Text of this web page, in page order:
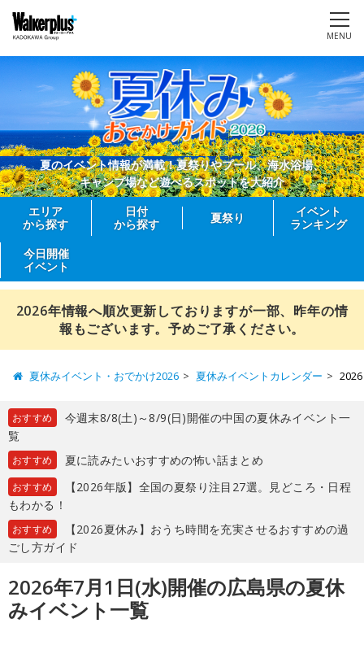
MENU
夏のイベント情報が満載！夏祭りやプール、海水浴場、
キャンプ場など遊べるスポットを大紹介
エリア
から探す
日付
から探す
夏祭り
イベント
ランキング
今日開催
イベント
2026年情報へ順次更新しておりますが一部、昨年の情
報もございます。予めご了承ください。
夏休みイベント・おでかけ2026 夏休みイベントカレンダー
おすすめ
今週末8/8(土)～8/9(日)開催の中国の夏休みイベント一
覧
おすすめ 夏に読みたいおすすめの怖い話まとめ
おすすめ
【2026年版】全国の夏祭り注目27選。見どころ・日程
もわかる！
おすすめ
【2026夏休み】おうち時間を充実させるおすすめの過
ごし方ガイド
2026年7月1日(水)開催の広島県の夏休
みイベント一覧